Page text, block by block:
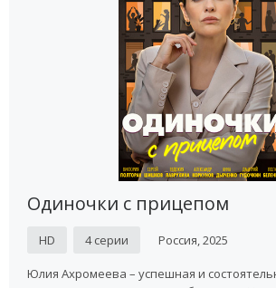
Одиночки с прицепом
HD 4 серии Россия, 2025
Юлия Ахромеева – успешная и